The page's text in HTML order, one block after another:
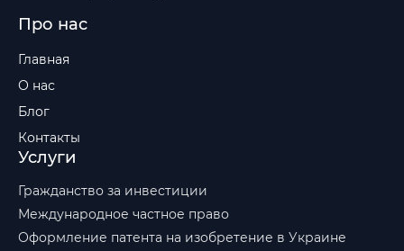
Про нас
Главная
О нас
Блог
Контакты
Услуги
Гражданство за инвестиции
Международное частное право
Оформление патента на изобретение в Украине